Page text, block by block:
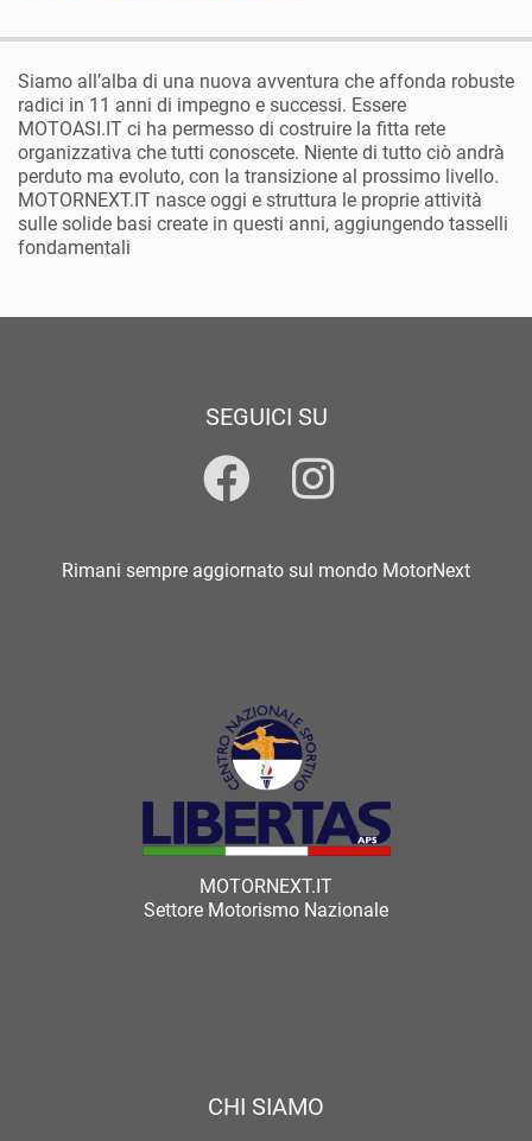
Siamo all’alba di una nuova avventura che affonda robuste
radici in 11 anni di impegno e successi. Essere
MOTOASI.IT ci ha permesso di costruire la fitta rete
organizzativa che tutti conoscete. Niente di tutto ciò andrà
perduto ma evoluto, con la transizione al prossimo livello.
MOTORNEXT.IT nasce oggi e struttura le proprie attività
sulle solide basi create in questi anni, aggiungendo tasselli
fondamentali
SEGUICI SU
Rimani sempre aggiornato sul mondo MotorNext
MOTORNEXT.IT
Settore Motorismo Nazionale
CHI SIAMO